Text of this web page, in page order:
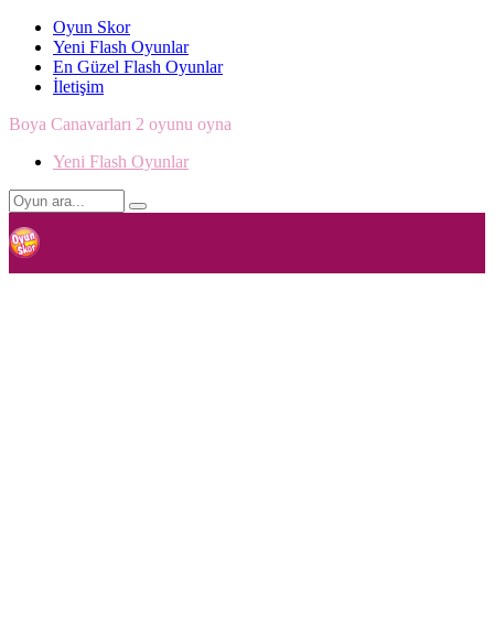
Oyun Skor
Yeni Flash Oyunlar
En Güzel Flash Oyunlar
İletişim
Boya Canavarları 2 oyunu oyna
Yeni Flash Oyunlar